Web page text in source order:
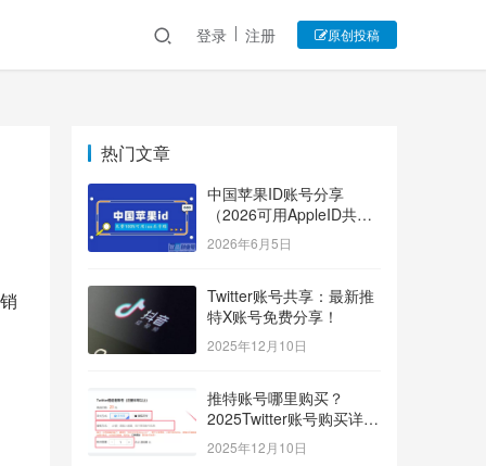
登录 注册 原创投稿
热门文章
中国苹果ID账号分享
（2026可用AppleID共享
账号）
2026年6月5日
Twitter账号共享：最新推
特X账号免费分享！
2025年12月10日
推特账号哪里购买？
2025Twitter账号购买详细
指南！
2025年12月10日